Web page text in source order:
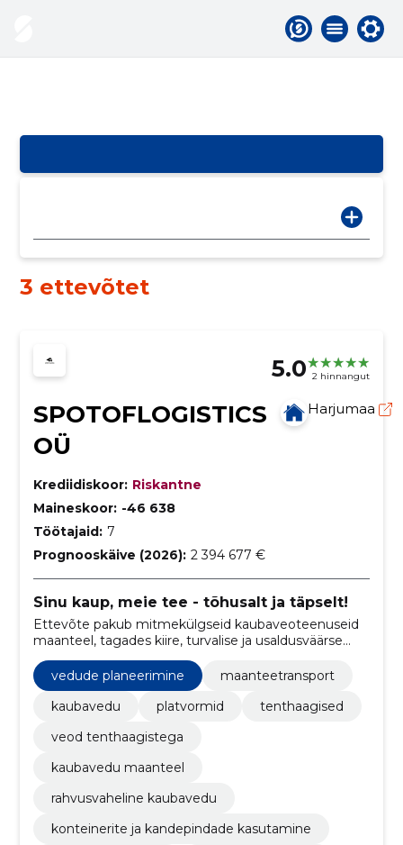
3 ettevõtet
5.0 2 hinnangut
SPOTOFLOGISTICS
OÜ
Harjumaa
Krediidiskoor: Riskantne
Maineskoor: -46 638
Töötajaid: 7
Prognooskäive (2026): 2 394 677 €
Sinu kaup, meie tee - tõhusalt ja täpselt!
Ettevõte pakub mitmekülgseid kaubaveoteenuseid
maanteel, tagades kiire, turvalise ja usaldusväärse
kaupade transportimise sihtkohta.
vedude planeerimine
maanteetransport
kaubavedu
platvormid
tenthaagised
veod tenthaagistega
kaubavedu maanteel
rahvusvaheline kaubavedu
konteinerite ja kandepindade kasutamine